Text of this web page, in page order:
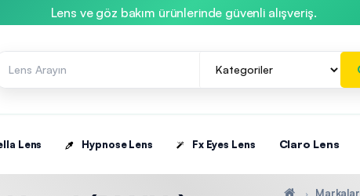
Lens ve göz bakım ürünlerinde güvenli alışveriş.
Lens Hypnose Lens Fx Eyes Lens Claro Lens
Markalar